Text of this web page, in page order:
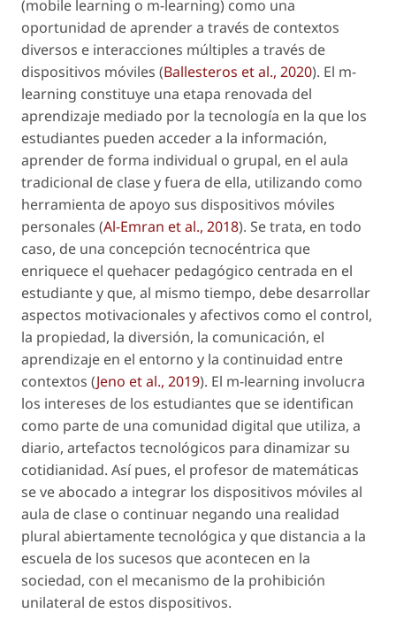
(mobile learning o m-learning) como una
oportunidad de aprender a través de contextos
diversos e interacciones múltiples a través de
dispositivos móviles (Ballesteros et al., 2020). El m-
learning constituye una etapa renovada del
aprendizaje mediado por la tecnología en la que los
estudiantes pueden acceder a la información,
aprender de forma individual o grupal, en el aula
tradicional de clase y fuera de ella, utilizando como
herramienta de apoyo sus dispositivos móviles
personales (Al-Emran et al., 2018). Se trata, en todo
caso, de una concepción tecnocéntrica que
enriquece el quehacer pedagógico centrada en el
estudiante y que, al mismo tiempo, debe desarrollar
aspectos motivacionales y afectivos como el control,
la propiedad, la diversión, la comunicación, el
aprendizaje en el entorno y la continuidad entre
contextos (Jeno et al., 2019). El m-learning involucra
los intereses de los estudiantes que se identifican
como parte de una comunidad digital que utiliza, a
diario, artefactos tecnológicos para dinamizar su
cotidianidad. Así pues, el profesor de matemáticas
se ve abocado a integrar los dispositivos móviles al
aula de clase o continuar negando una realidad
plural abiertamente tecnológica y que distancia a la
escuela de los sucesos que acontecen en la
sociedad, con el mecanismo de la prohibición
unilateral de estos dispositivos.